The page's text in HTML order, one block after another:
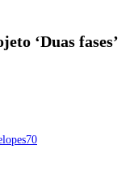
‘Duas fases’